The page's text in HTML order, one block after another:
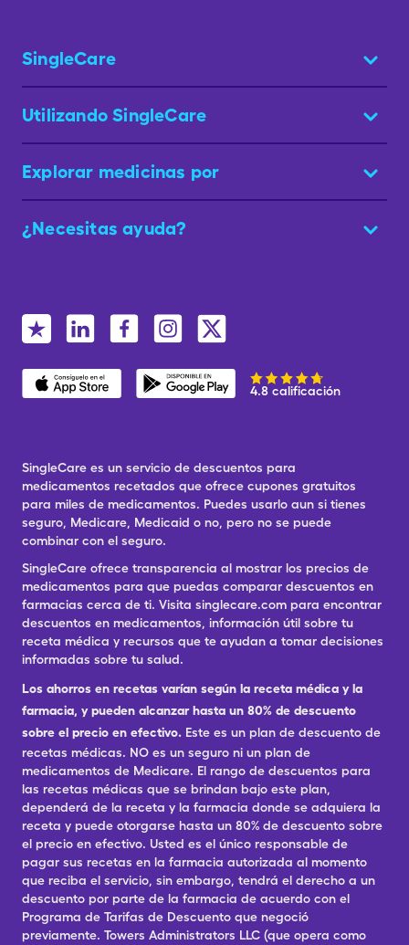
SingleCare
Utilizando SingleCare
Explorar medicinas por
¿Necesitas ayuda?
4.8 calificación
SingleCare es un servicio de descuentos para
medicamentos recetados que ofrece cupones gratuitos
para miles de medicamentos. Puedes usarlo aun si tienes
seguro, Medicare, Medicaid o no, pero no se puede
combinar con el seguro.
SingleCare ofrece transparencia al mostrar los precios de
medicamentos para que puedas comparar descuentos en
farmacias cerca de ti. Visita singlecare.com para encontrar
descuentos en medicamentos, información útil sobre tu
receta médica y recursos que te ayudan a tomar decisiones
informadas sobre tu salud.
Los ahorros en recetas varían según la receta médica y la
farmacia, y pueden alcanzar hasta un 80% de descuento
sobre el precio en efectivo. Este es un plan de descuento de
recetas médicas. NO es un seguro ni un plan de
medicamentos de Medicare. El rango de descuentos para
las recetas médicas que se brindan bajo este plan,
dependerá de la receta y la farmacia donde se adquiera la
receta y puede otorgarse hasta un 80% de descuento sobre
el precio en efectivo. Usted es el único responsable de
pagar sus recetas en la farmacia autorizada al momento
que reciba el servicio, sin embargo, tendrá el derecho a un
descuento por parte de la farmacia de acuerdo con el
Programa de Tarifas de Descuento que negoció
previamente. Towers Administrators LLC (que opera como